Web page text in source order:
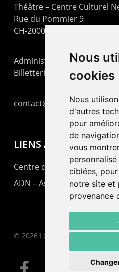
Nous
cookies
Nous
d'autres
pour
de
vous
ciblées,
notre site et
provenance
Théâtre – Centre Culturel
Rue du Pommier 9
CH-2000 Neuchâtel
Administration : +41 32 725
Billetterie : +41 32 725 05 05
contact@lepommier.ch
LIENS AMIS
Centre de culture ABC
ADN – Association Danse
© 2026 Le Pommier.
facebook email